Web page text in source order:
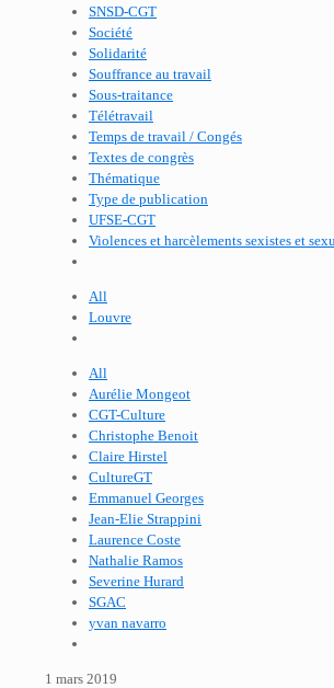
SNSD-CGT
Société
Solidarité
Souffrance au travail
Sous-traitance
Télétravail
Temps de travail / Congés
Textes de congrès
Thématique
Type de publication
UFSE-CGT
Violences et harcèlements sexistes et
All
Louvre
All
Aurélie Mongeot
CGT-Culture
Christophe Benoit
Claire Hirstel
CultureGT
Emmanuel Georges
Jean-Elie Strappini
Laurence Coste
Nathalie Ramos
Severine Hurard
SGAC
yvan navarro
1 mars 2019